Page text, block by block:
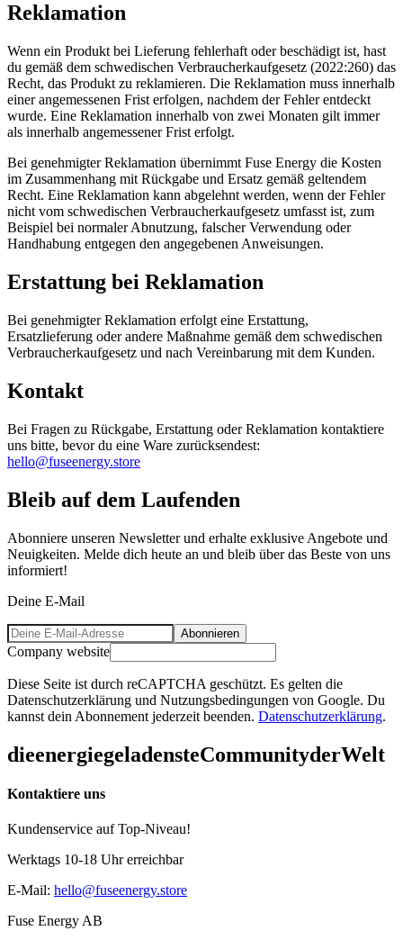
Reklamation
Wenn ein Produkt bei Lieferung fehlerhaft oder beschädigt ist, hast
du gemäß dem schwedischen Verbraucherkaufgesetz (2022:260) das
Recht, das Produkt zu reklamieren. Die Reklamation muss innerhalb
einer angemessenen Frist erfolgen, nachdem der Fehler entdeckt
wurde. Eine Reklamation innerhalb von zwei Monaten gilt immer
als innerhalb angemessener Frist erfolgt.
Bei genehmigter Reklamation übernimmt Fuse Energy die Kosten
im Zusammenhang mit Rückgabe und Ersatz gemäß geltendem
Recht. Eine Reklamation kann abgelehnt werden, wenn der Fehler
nicht vom schwedischen Verbraucherkaufgesetz umfasst ist, zum
Beispiel bei normaler Abnutzung, falscher Verwendung oder
Handhabung entgegen den angegebenen Anweisungen.
Erstattung bei Reklamation
Bei genehmigter Reklamation erfolgt eine Erstattung,
Ersatzlieferung oder andere Maßnahme gemäß dem schwedischen
Verbraucherkaufgesetz und nach Vereinbarung mit dem Kunden.
Kontakt
Bei Fragen zu Rückgabe, Erstattung oder Reklamation kontaktiere
uns bitte, bevor du eine Ware zurücksendest:
hello@fuseenergy.store
Bleib auf dem Laufenden
Abonniere unseren Newsletter und erhalte exklusive Angebote und
Neuigkeiten. Melde dich heute an und bleib über das Beste von uns
informiert!
Deine E-Mail
Abonnieren
Company website
Diese Seite ist durch reCAPTCHA geschützt. Es gelten die
Datenschutzerklärung und Nutzungsbedingungen von Google. Du
kannst dein Abonnement jederzeit beenden. Datenschutzerklärung.
dieenergiegeladensteCommunityderWelt
Kontaktiere uns
Kundenservice auf Top-Niveau!
Werktags 10-18 Uhr erreichbar
E-Mail: hello@fuseenergy.store
Fuse Energy AB